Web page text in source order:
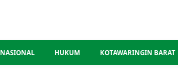
NASIONAL HUKUM KOTAWARINGIN BARAT